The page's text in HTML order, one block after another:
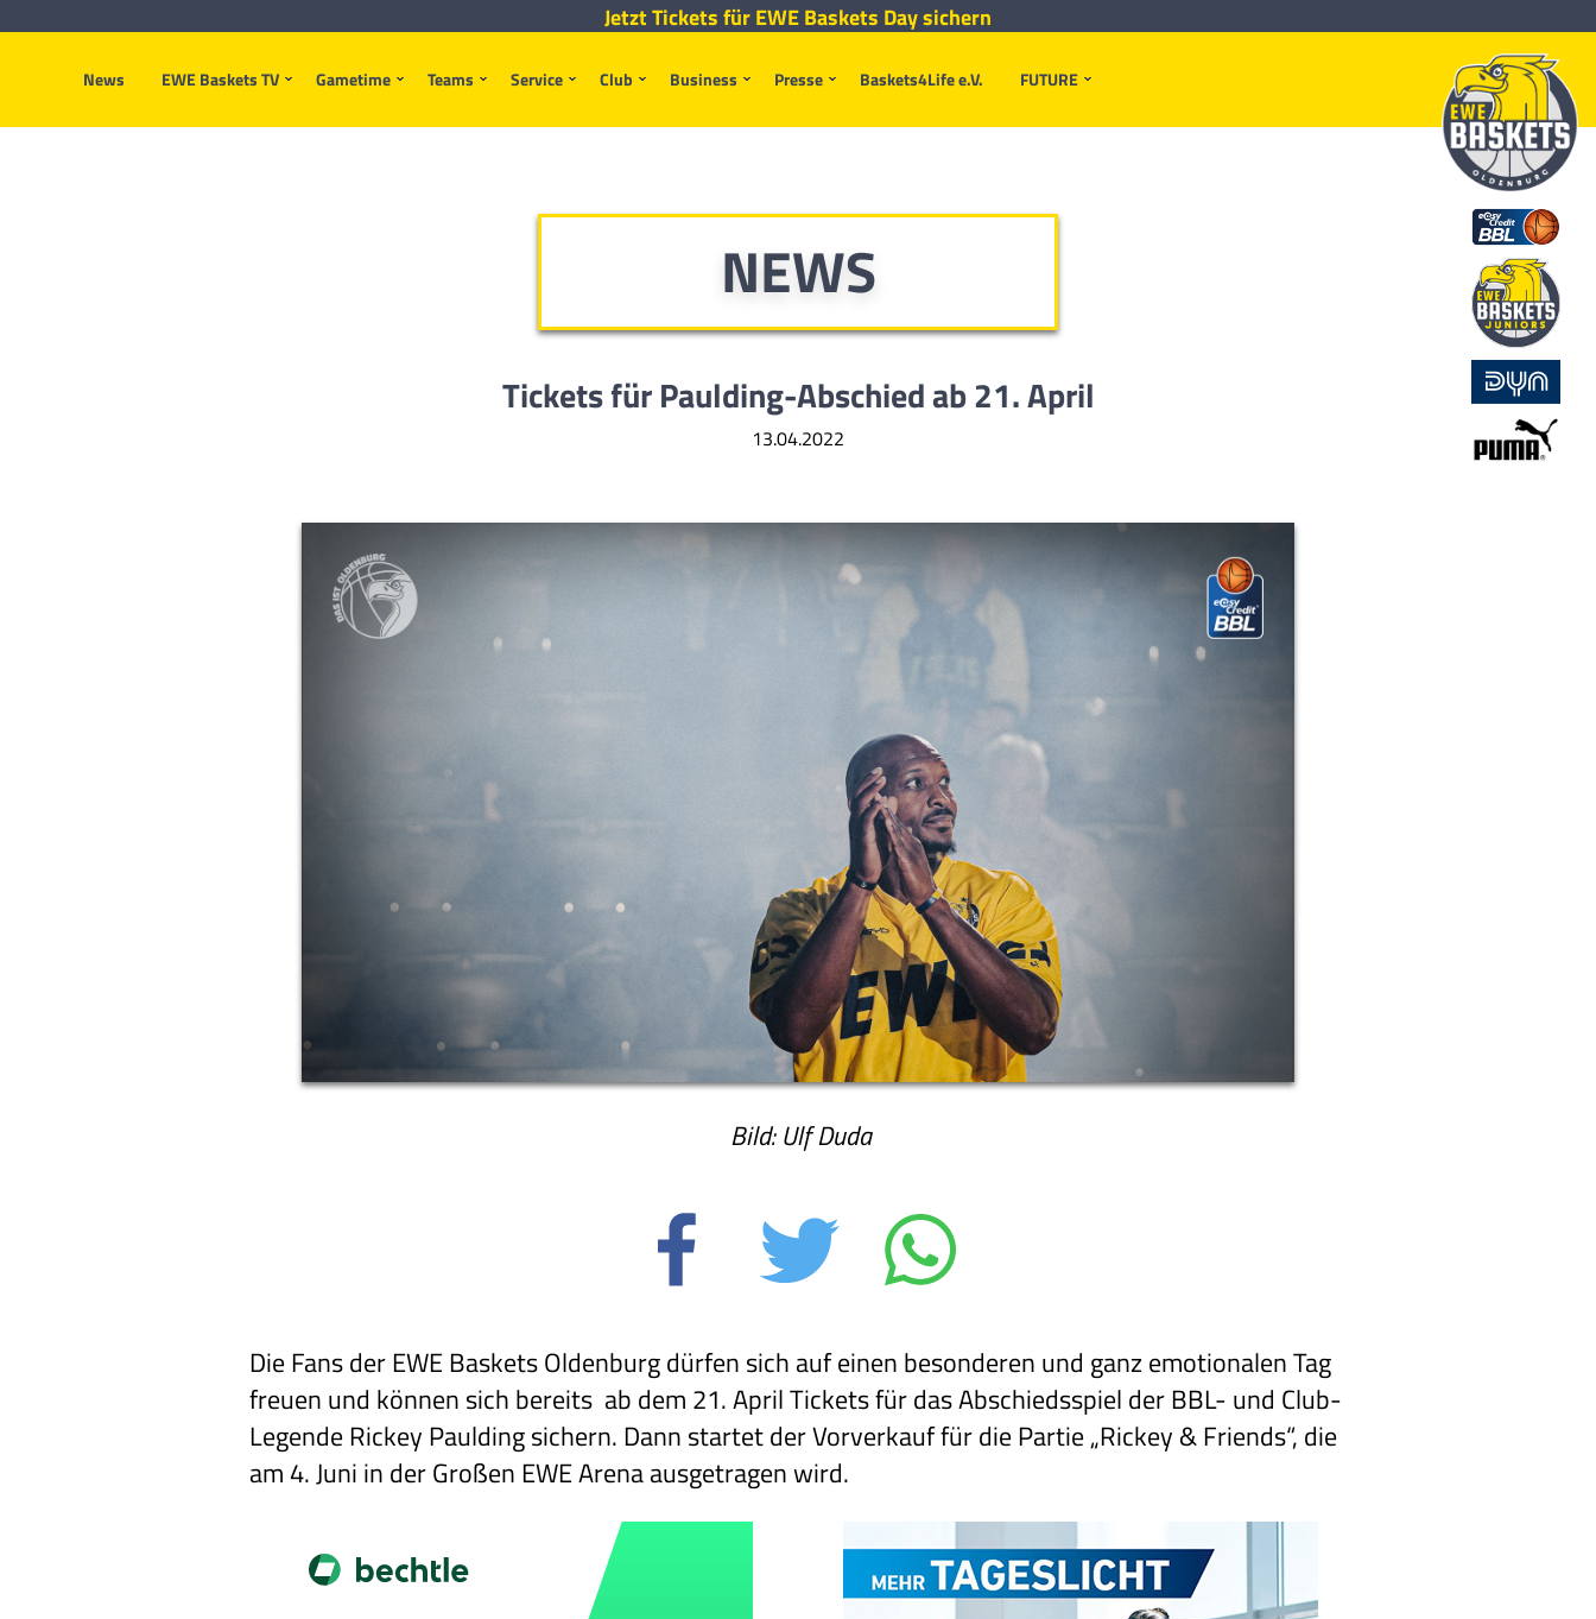
News EWE Baskets TV Gametime Teams Service Club Business Presse Baskets4Life e.V. FUTURE
Jetzt Tickets für EWE Baskets Day sichern
NEWS
Tickets für Paulding-Abschied ab 21. April
13.04.2022
Bild: Ulf Duda
Die Fans der EWE Baskets Oldenburg dürfen sich auf einen besonderen und ganz emotionalen Tag
freuen und können sich bereits ab dem 21. April Tickets für das Abschiedsspiel der BBL- und Club-
Legende Rickey Paulding sichern. Dann startet der Vorverkauf für die Partie „Rickey & Friends“, die
am 4. Juni in der Großen EWE Arena ausgetragen wird.